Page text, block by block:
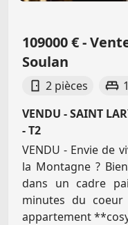
109000 € -
Soulan
2 pièces
VENDU - SAINT
- T2
VENDU - Envie de
la Montagne ?
dans un cadre
minutes du coeur
appartement